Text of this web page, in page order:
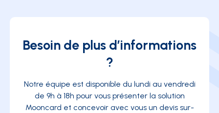
Besoin de plus d’informations
?
Notre équipe est disponible du lundi au vendredi
de 9h à 18h pour vous présenter la solution
Mooncard et concevoir avec vous un devis sur-